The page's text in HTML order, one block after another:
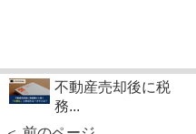
不動産売却後に税
務...